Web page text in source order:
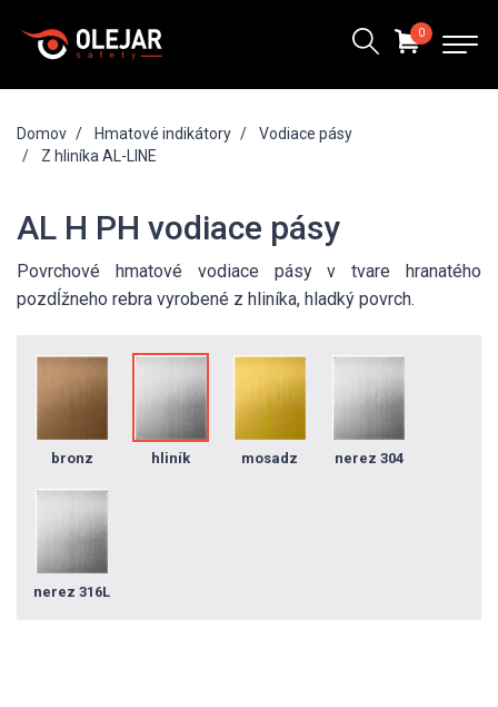
Domov Hmatové indikátory
Vodiace pásy
Z hliníka AL-LINE
AL H PH vodiace pásy
Povrchové hmatové vodiace pásy v tvare hranatého
pozdĺžneho rebra vyrobené z hliníka, hladký povrch.
bronz hliník mosadz nerez 304
nerez 316L
0